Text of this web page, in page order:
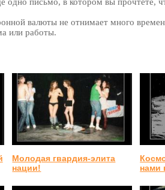
валюты не отнимает много
или работы.
Молодая гвардия-элита
нации!
нами